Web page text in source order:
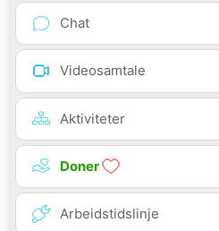
Chat
Videosamtale
Aktiviteter
Doner
Arbeidstidslinje